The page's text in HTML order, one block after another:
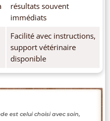
résultats souvent
immédiats
Facilité avec instructions,
support vétérinaire
disponible
est celui choisi avec soin,